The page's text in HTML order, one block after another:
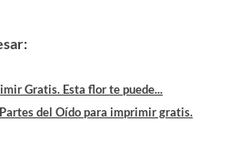
Gratis. Esta flor te puede...
Partes del Oído para imprimir gratis.